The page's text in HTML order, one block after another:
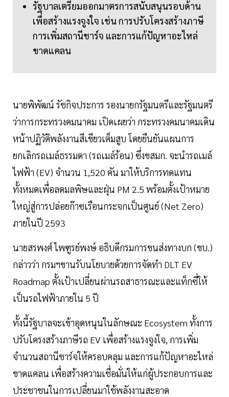
รัฐบาลเตรียมออกมาตรการสนับสนุนรอบด้าน
เพื่อสร้างแรงจูงใจ เช่น การปรับโครงสร้างภาษี
การเพิ่มสถานีชาร์จ และการแก้ปัญหาอะไหล่
ขาดแคลน
นายพิพัฒน์ รัชกิจประการ รองนายกรัฐมนตรีและรัฐมนตรี
ว่าการกระทรวงคมนาคม เปิดเผยว่า กระทรวงคมนาคมเดิน
หน้าปฏิวัติพลังงานสีเขียวเต็มสูบ โดยยืนยันแผนการ
ยกเลิกรถเมล์ธรรมดา (รถเมล์ร้อน) ซึ่งขสมก. จะนำรถเมล์
ไฟฟ้า (EV) จำนวน 1,520 คัน มาให้บริการทดแทน
ทั้งหมดเพื่อลดมลพิษและฝุ่น PM 2.5 พร้อมตั้งเป้าหมาย
ใหญ่สู่การปล่อยก๊าซเรือนกระจกเป็นศูนย์ (Net Zero)
ภายในปี 2593
นายสรพงศ์ ไพฑูรย์พงษ์ อธิบดีกรมการขนส่งทางบก (ขบ.)
กล่าวว่า กรมฯขานรับนโยบายด้วยการจัดทำ DLT EV
Roadmap ตั้งเป้าเปลี่ยนผ่านรถสาธารณะและแท็กซี่ให้
เป็นรถไฟฟ้าภายใน 5 ปี
ทั้งนี้รัฐบาลจะเข้าอุดหนุนในลักษณะ Ecosystem ทั้งการ
ปรับโครงสร้างภาษีรถ EV เพื่อสร้างแรงจูงใจ, การเพิ่ม
จำนวนสถานีชาร์จให้ครอบคลุม และการแก้ปัญหาอะไหล่
ขาดแคลน เพื่อสร้างความเชื่อมั่นให้แก่ผู้ประกอบการและ
ประชาชนในการเปลี่ยนมาใช้พลังงานสะอาด